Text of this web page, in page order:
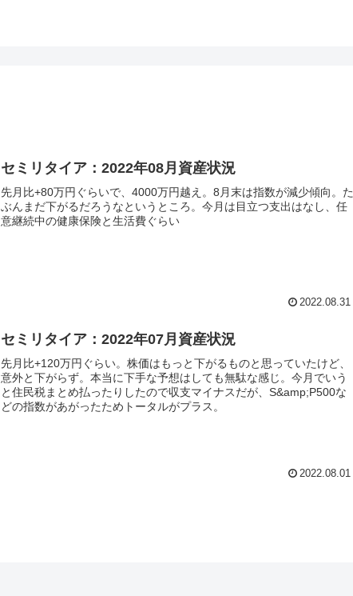
セミリタイア：2022年08月資産状況
先月比+80万円ぐらいで、4000万円越え。8月末は指数が減少傾向。た
ぶんまだ下がるだろうなというところ。今月は目立つ支出はなし、任
意継続中の健康保険と生活費ぐらい
2022.08.31
セミリタイア：2022年07月資産状況
先月比+120万円ぐらい。株価はもっと下がるものと思っていたけど、
意外と下がらず。本当に下手な予想はしても無駄な感じ。今月でいう
と住民税まとめ払ったりしたので収支マイナスだが、S&amp;P500な
どの指数があがったためトータルがプラス。
2022.08.01